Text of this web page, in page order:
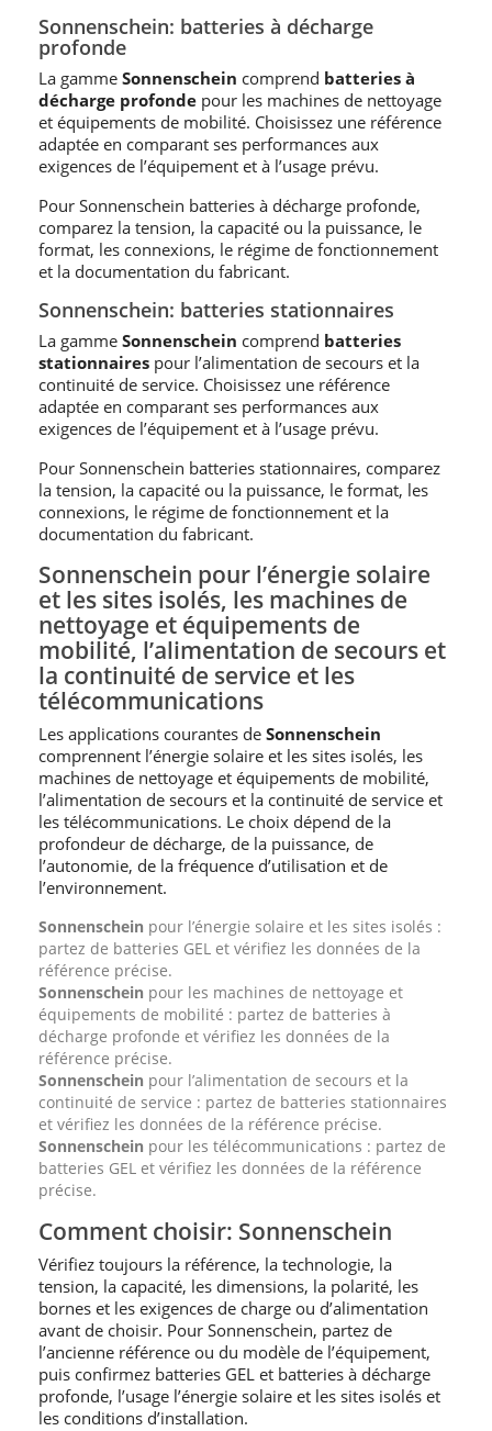
Sonnenschein: batteries à décharge
profonde
La gamme Sonnenschein comprend batteries à
décharge profonde pour les machines de nettoyage
et équipements de mobilité. Choisissez une référence
adaptée en comparant ses performances aux
exigences de l’équipement et à l’usage prévu.
Pour Sonnenschein batteries à décharge profonde,
comparez la tension, la capacité ou la puissance, le
format, les connexions, le régime de fonctionnement
et la documentation du fabricant.
Sonnenschein: batteries stationnaires
La gamme Sonnenschein comprend batteries
stationnaires pour l’alimentation de secours et la
continuité de service. Choisissez une référence
adaptée en comparant ses performances aux
exigences de l’équipement et à l’usage prévu.
Pour Sonnenschein batteries stationnaires, comparez
la tension, la capacité ou la puissance, le format, les
connexions, le régime de fonctionnement et la
documentation du fabricant.
Sonnenschein pour l’énergie solaire
et les sites isolés, les machines de
nettoyage et équipements de
mobilité, l’alimentation de secours et
la continuité de service et les
télécommunications
Les applications courantes de Sonnenschein
comprennent l’énergie solaire et les sites isolés, les
machines de nettoyage et équipements de mobilité,
l’alimentation de secours et la continuité de service et
les télécommunications. Le choix dépend de la
profondeur de décharge, de la puissance, de
l’autonomie, de la fréquence d’utilisation et de
l’environnement.
Sonnenschein pour l’énergie solaire et les sites isolés :
partez de batteries GEL et vérifiez les données de la
référence précise.
Sonnenschein pour les machines de nettoyage et
équipements de mobilité : partez de batteries à
décharge profonde et vérifiez les données de la
référence précise.
Sonnenschein pour l’alimentation de secours et la
continuité de service : partez de batteries stationnaires
et vérifiez les données de la référence précise.
Sonnenschein pour les télécommunications : partez de
batteries GEL et vérifiez les données de la référence
précise.
Comment choisir: Sonnenschein
Vérifiez toujours la référence, la technologie, la
tension, la capacité, les dimensions, la polarité, les
bornes et les exigences de charge ou d’alimentation
avant de choisir. Pour Sonnenschein, partez de
l’ancienne référence ou du modèle de l’équipement,
puis confirmez batteries GEL et batteries à décharge
profonde, l’usage l’énergie solaire et les sites isolés et
les conditions d’installation.